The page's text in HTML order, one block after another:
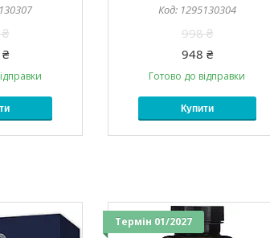
1295130304
998 ₴
948 ₴
Готово до відправки
Купити
Термін 01/2027